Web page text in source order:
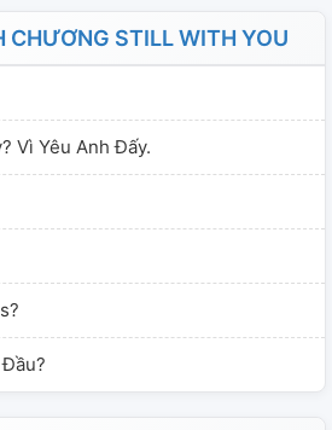
CHƯƠNG STILL WITH YOU
Vì Yêu Anh Đấy.